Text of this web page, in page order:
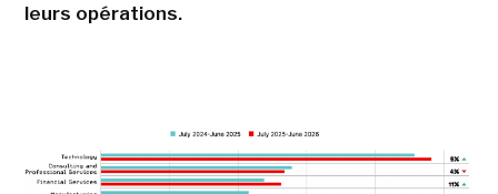
leurs opérations.